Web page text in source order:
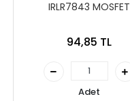
IRLR7843 MOSFET
94,85 TL
Adet